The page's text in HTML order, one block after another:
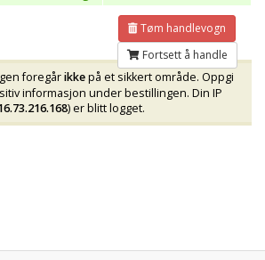
Tøm handlevogn
Fortsett å handle
foregårikkepå et sikkert område. Oppgi
informasjon under bestillingen. Din IP
) er blitt logget.